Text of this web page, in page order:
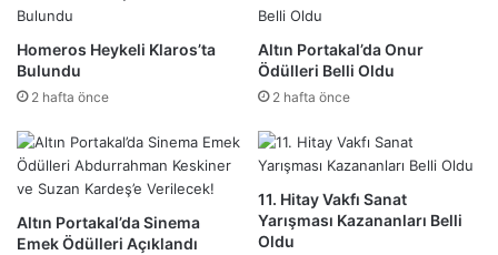
Homeros Heykeli Klaros’ta
Bulundu
2 hafta önce
Altın Portakal’da Onur
Ödülleri Belli Oldu
2 hafta önce
Altın Portakal’da Sinema
Emek Ödülleri Açıklandı
11. Hitay Vakfı Sanat
Yarışması Kazananları Belli
Oldu